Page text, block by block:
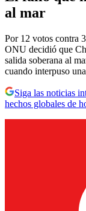
al mar
Por 12 votos contra
ONU decidió que
salida soberana al
cuando interpuso
Siga las noticias
hechos globales de